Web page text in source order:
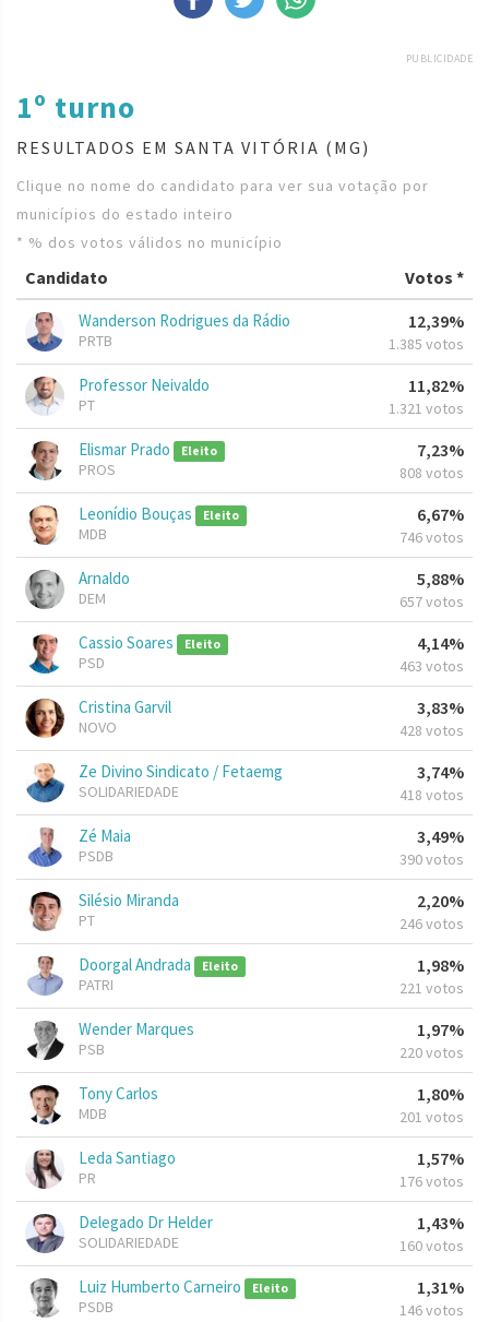
PUBLICIDADE
1º turno
RESULTADOS EM SANTA VITÓRIA (MG)
Clique no nome do candidato para ver sua votação por
municípios do estado inteiro
* % dos votos válidos no município
Candidato Votos *
Wanderson Rodrigues da Rádio
PRTB
12,39%
1.385 votos
Professor Neivaldo
PT
11,82%
1.321 votos
Elismar Prado Eleito
PROS
7,23%
808 votos
Leonídio Bouças Eleito
MDB
6,67%
746 votos
Arnaldo
DEM
5,88%
657 votos
Cassio Soares Eleito
PSD
4,14%
463 votos
Cristina Garvil
NOVO
3,83%
428 votos
Ze Divino Sindicato / Fetaemg
SOLIDARIEDADE
3,74%
418 votos
Zé Maia
PSDB
3,49%
390 votos
Silésio Miranda
PT
2,20%
246 votos
Doorgal Andrada Eleito
PATRI
1,98%
221 votos
Wender Marques
PSB
1,97%
220 votos
Tony Carlos
MDB
1,80%
201 votos
Leda Santiago
PR
1,57%
176 votos
Delegado Dr Helder
SOLIDARIEDADE
1,43%
160 votos
Luiz Humberto Carneiro Eleito
PSDB
1,31%
146 votos